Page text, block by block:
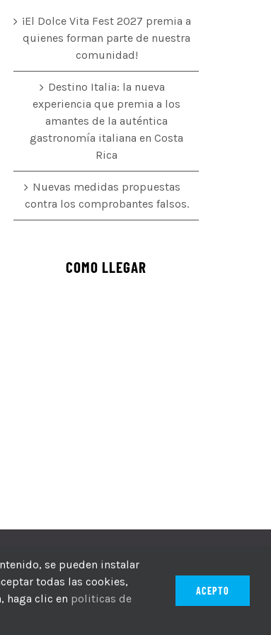
¡El Dolce Vita Fest 2027 premia a
quienes forman parte de nuestra
comunidad!
Destino Italia: la nueva
experiencia que premia a los
amantes de la auténtica
gastronomía italiana en Costa
Rica
Nuevas medidas propuestas
contra los comprobantes falsos.
COMO LLEGAR
se pueden instalar
todas las cookies,
haga clic en politicas de
ACEPTO